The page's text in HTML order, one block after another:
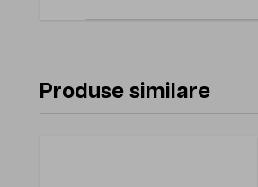
Produse similare